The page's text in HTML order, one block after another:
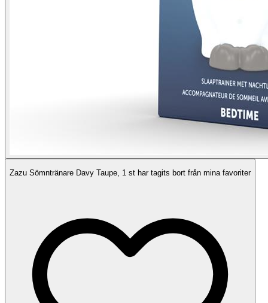
Zazu Sömntränare Davy Taupe, 1 st har tagits bort från mina favoriter